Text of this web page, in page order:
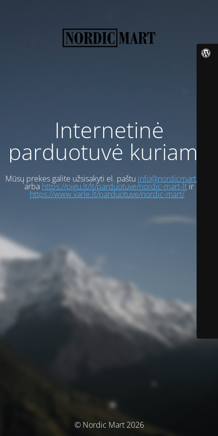
Internetinė
parduotuvė kuriama
Mūsų prekes galite užsisakyti el. paštu info@nordicmart.com
arba https://pigu.lt/lt/parduotuve/nordic-mart-ltir
https://www.varle.lt/parduotuve/nordic-mart/
© Nordic Mart 2026